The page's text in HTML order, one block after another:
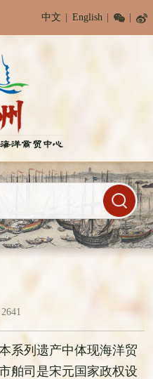
中文 English
2641
列遗产中体现海洋贸
舶司是宋元国家政权设